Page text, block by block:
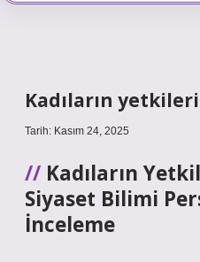
Kadıların
Tarih: Kasım 24, 2025
Kadıların
Siyaset Bilimi
İnceleme